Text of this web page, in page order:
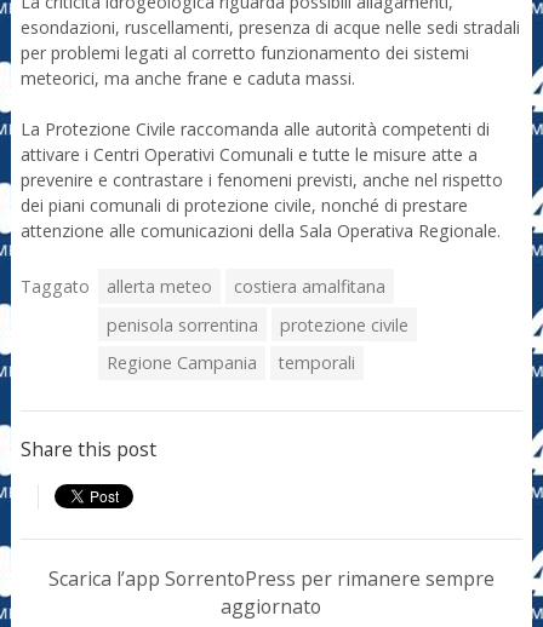
esondazioni, ruscellamenti, presenza di acque nelle sedi stradali
per problemi legati al corretto funzionamento dei sistemi
meteorici, ma anche frane e caduta massi.
La Protezione Civile raccomanda alle autorità competenti di
attivare i Centri Operativi Comunali e tutte le misure atte a
prevenire e contrastare i fenomeni previsti, anche nel rispetto
dei piani comunali di protezione civile, nonché di prestare
attenzione alle comunicazioni della Sala Operativa Regionale.
Taggato allerta meteo
costiera amalfitana
penisola sorrentina
protezione civile
Regione Campania
temporali
Share this post
Scarica l’app SorrentoPress per rimanere sempre
aggiornato